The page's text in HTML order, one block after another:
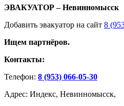
ЭВАКУАТОР – Невинномысск
Добавить эвакуатор на сайт 8
Ищем партнёров.
Контакты:
Телефон: 8 (953) 066-05-30
Адрес: Индекс, Невинномысск,